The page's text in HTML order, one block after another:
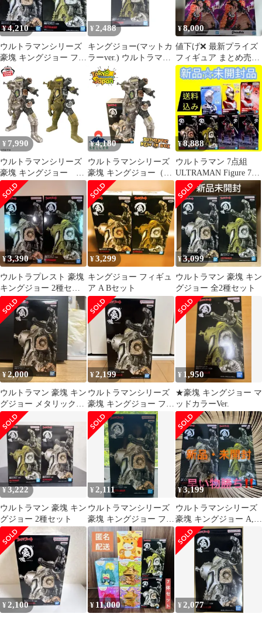
¥4,210
ウルトラマンシリーズ
豪塊 キングジョー フィ
ギュア 全2種セット
¥ 2,488
キングジョー(マットカ
ラーver.) ウルトラマン
シリーズ 豪塊 フィギュ
ア プライズ(2834857)
バンプレスト
¥8,000
値下げ❌ 最新プライズ
フィギュア まとめ売り
5体セット
¥ 7,990
ウルトラマンシリーズ
豪塊 キングジョー フ
ィギュア
¥4,180
ウルトラマンシリーズ
豪塊 キングジョー（メ
タリックVer.）
¥8,888
ウルトラマン 7点組
ULTRAMAN Figure 7pcs
Japan
¥3,390
ウルトラプレスト 豪塊
キングジョー 2種セッ
ト
¥3,299
キングジョー フィギュ
ア A Bセット
¥3,099
ウルトラマン 豪塊 キン
グジョー 全2種セット
¥2,000
ウルトラマン 豪塊 キン
グジョー メタリックカ
ラー
¥2,199
ウルトラマンシリーズ
豪塊 キングジョー フィ
ギュア
¥ 1,950
★豪塊 キングジョー マ
ッドカラーVer.
¥3,222
ウルトラマン 豪塊 キン
グジョー 2種セット
¥ 2,111
ウルトラマンシリーズ
豪塊 キングジョー フィ
ギュア
¥3,199
ウルトラマンシリーズ
豪塊 キングジョー A,B
フィギュア 2体
¥2,100 ¥ 11,000 ¥ 2,077